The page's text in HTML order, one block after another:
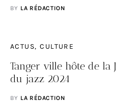
BY LA RÉDACTION
ACTUS CULTURE
Tanger ville hôte de la
du jazz 2024
BY LA RÉDACTION